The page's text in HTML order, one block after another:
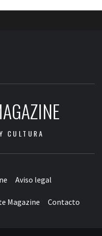
CULTURA
Aviso legal
Magazine Contacto